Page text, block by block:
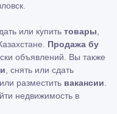
или купить товары
Продажа бу
объявлений. Вы также
, снять или сдать
или разместить вакансии
недвижимость в